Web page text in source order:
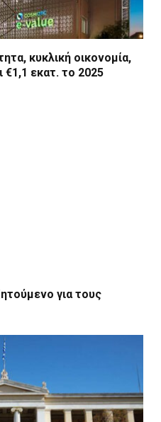
κυκλική οικονομία,
€1,1 εκατ. το 2025
για τους